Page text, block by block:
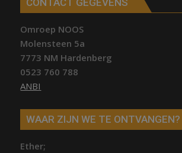
Omroep NOOS
Molensteen 5a
7773 NM Hardenberg
0523 760 788
ANBI
WAAR ZIJN WE TE ONTVANGEN?
Ether;